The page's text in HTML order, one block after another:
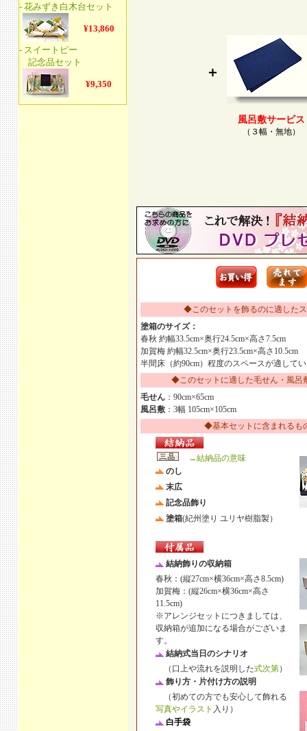
＋
風呂敷サービス
（３幅・無地）
◆このセットを飾るのに適した
塗箱のサイズ：
春秋 約幅33.5cm×奥行24.5cm×高さ7.5cm
加賀梅 約幅32.5cm×奥行23.5cm×高さ10.5cm
半間床（約90cm）程度のスペースが適して
◆このセットに適した毛せん・風呂
毛せん ：90cm×65cm
風呂敷 ：3幅 105cm×105cm
◆基本セットに含まれるも
→結納品の意味
のし
末広
記念品飾り
塗箱(紀州塗り ユリヤ樹脂製）
結納飾りの収納箱
春秋：(縦27cm×横36cm×高さ8.5cm)
加賀梅：(縦26cm×横36cm×高さ
11.5cm)
※アレンジセットにつきましては、
収納箱が追加になる場合がございま
す。
結納式当日のシナリオ
（口上や流れを説明した式次第）
飾り方・片付け方の説明
（初めての方でも安心して飾れる
写真やイラスト 入り）
白手袋